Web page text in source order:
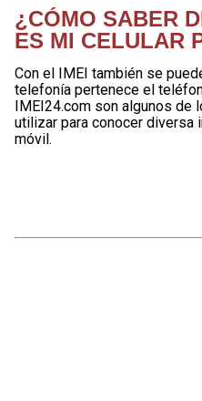
¿CÓMO SABER
ES MI CELULAR
Con el IMEI también se
telefonía pertenece el
IMEI24.com son algunos de
utilizar para conocer
móvil.